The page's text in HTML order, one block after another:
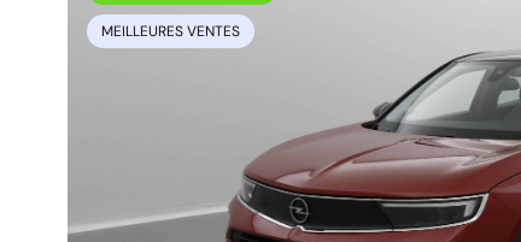
MEILLEURES VENTES